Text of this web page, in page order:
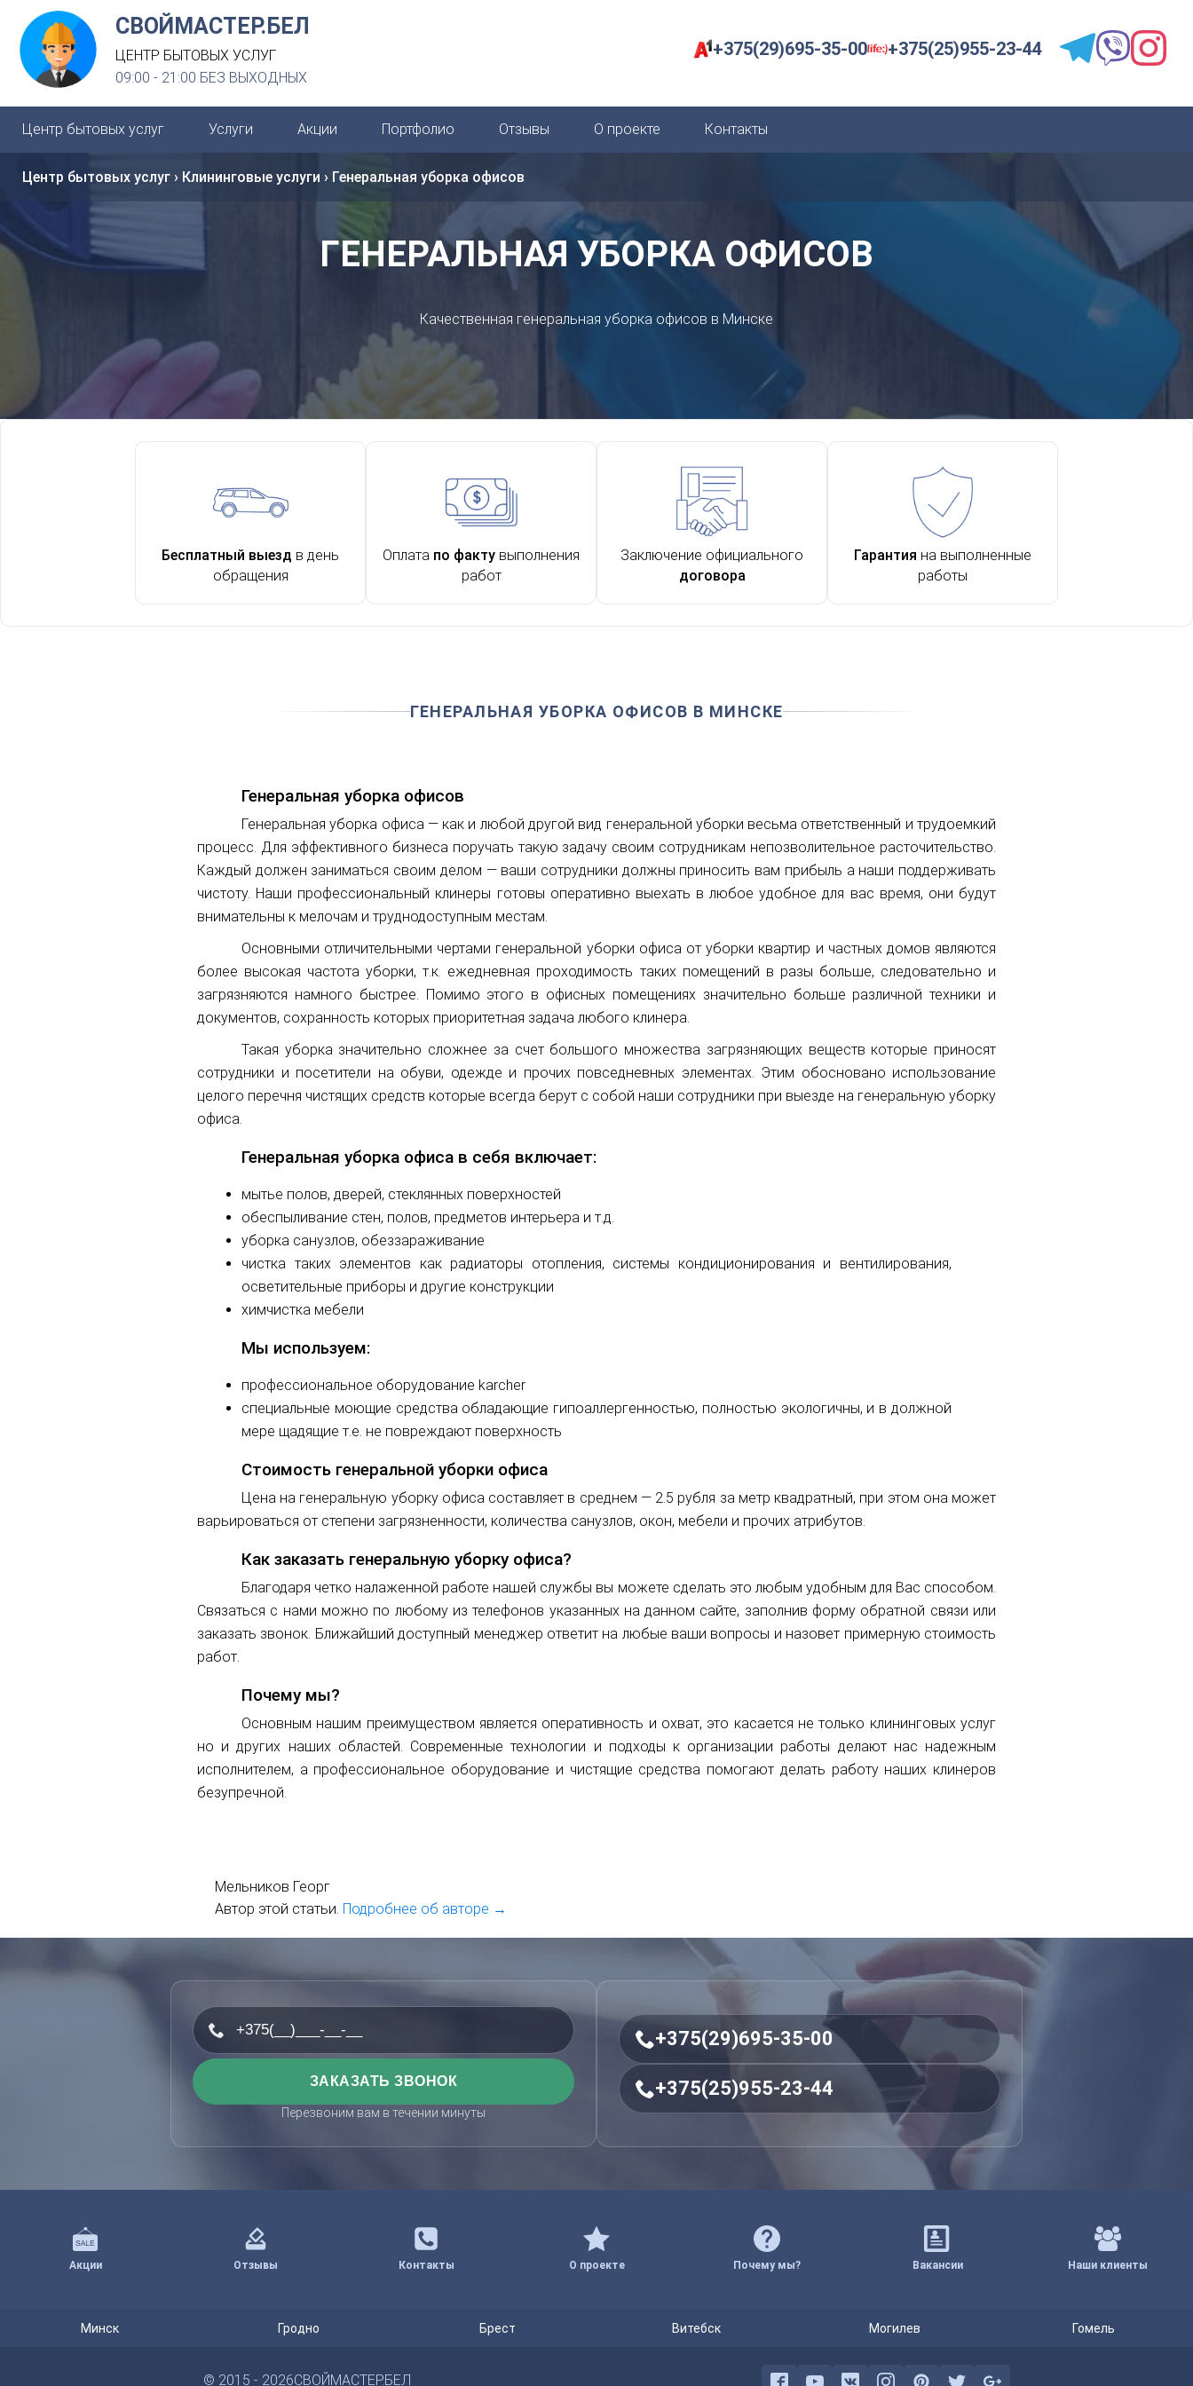
СВОЙМАСТЕР.БЕЛ
ЦЕНТР БЫТОВЫХ УСЛУГ
09:00 - 21:00 БЕЗ ВЫХОДНЫХ
+375(29)695-35-00 +375(25)955-23-44
Центр бытовых услуг Услуги Акции Портфолио Отзывы О проекте Контакты
Центр бытовых услуг › Клининговые услуги › Генеральная уборка офисов
ГЕНЕРАЛЬНАЯ УБОРКА ОФИСОВ
Качественная генеральная уборка офисов в Минске
Бесплатный выезд в день
обращения
Оплата по факту выполнения
работ
Заключение официального
договора
Гарантия на выполненные
работы
ГЕНЕРАЛЬНАЯ УБОРКА ОФИСОВ В МИНСКЕ
Генеральная уборка офисов
Генеральная уборка офиса — как и любой другой вид генеральной уборки весьма ответственный и трудоемкий
процесс. Для эффективного бизнеса поручать такую задачу своим сотрудникам непозволительное расточительство.
Каждый должен заниматься своим делом — ваши сотрудники должны приносить вам прибыль а наши поддерживать
чистоту. Наши профессиональный клинеры готовы оперативно выехать в любое удобное для вас время, они будут
внимательны к мелочам и труднодоступным местам.
Основными отличительными чертами генеральной уборки офиса от уборки квартир и частных домов являются
более высокая частота уборки, т.к. ежедневная проходимость таких помещений в разы больше, следовательно и
загрязняются намного быстрее. Помимо этого в офисных помещениях значительно больше различной техники и
документов, сохранность которых приоритетная задача любого клинера.
Такая уборка значительно сложнее за счет большого множества загрязняющих веществ которые приносят
сотрудники и посетители на обуви, одежде и прочих повседневных элементах. Этим обосновано использование
целого перечня чистящих средств которые всегда берут с собой наши сотрудники при выезде на генеральную уборку
офиса.
Генеральная уборка офиса в себя включает:
мытье полов, дверей, стеклянных поверхностей
обеспыливание стен, полов, предметов интерьера и т.д.
уборка санузлов, обеззараживание
чистка таких элементов как радиаторы отопления, системы кондиционирования и вентилирования,
осветительные приборы и другие конструкции
химчистка мебели
Мы используем:
профессиональное оборудование karcher
специальные моющие средства обладающие гипоаллергенностью, полностью экологичны, и в должной
мере щадящие т.е. не повреждают поверхность
Стоимость генеральной уборки офиса
Цена на генеральную уборку офиса составляет в среднем — 2.5 рубля за метр квадратный, при этом она может
варьироваться от степени загрязненности, количества санузлов, окон, мебели и прочих атрибутов.
Как заказать генеральную уборку офиса?
Благодаря четко налаженной работе нашей службы вы можете сделать это любым удобным для Вас способом.
Связаться с нами можно по любому из телефонов указанных на данном сайте, заполнив форму обратной связи или
заказать звонок. Ближайший доступный менеджер ответит на любые ваши вопросы и назовет примерную стоимость
работ.
Почему мы?
Основным нашим преимуществом является оперативность и охват, это касается не только клининговых услуг
но и других наших областей. Современные технологии и подходы к организации работы делают нас надежным
исполнителем, а профессиональное оборудование и чистящие средства помогают делать работу наших клинеров
безупречной.
Мельников Георг
Автор этой статьи. Подробнее об авторе →
Перезвоним вам в течении минуты
+375(29)695-35-00
+375(25)955-23-44
Акции Отзывы Контакты О проекте Почему мы? Вакансии Наши клиенты
Минск Гродно Брест Витебск Могилев Гомель
© 2015 - 2026СВОЙМАСТЕР.БЕЛ